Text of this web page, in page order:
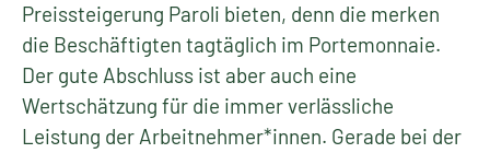
Preissteigerung Paroli bieten, denn die merken
die Beschäftigten tagtäglich im Portemonnaie.
Der gute Abschluss ist aber auch eine
Wertschätzung für die immer verlässliche
Leistung der Arbeitnehmer*innen. Gerade bei der